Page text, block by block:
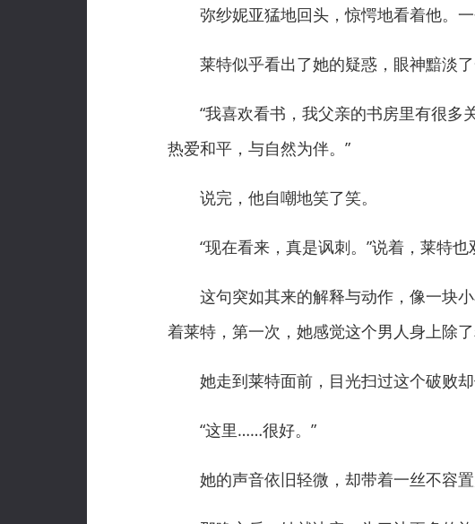
弥纱妮亚猛地回头，惊愕地看着他。一
莱特似乎看出了她的疑惑，眼神黯淡了
“我喜欢看书，我父亲的书房里有很多
热爱和平，与自然为伴。”
说完，他自嘲地笑了笑。
“现在看来，真是讽刺。”说着，莱特也
这句突如其来的解释与动作，像一块小
着莱特，第一次，她感觉这个男人身上除
她走到莱特面前，目光扫过这个破败却
“这里……很好。”
她的声音依旧轻微，却带着一丝不容置